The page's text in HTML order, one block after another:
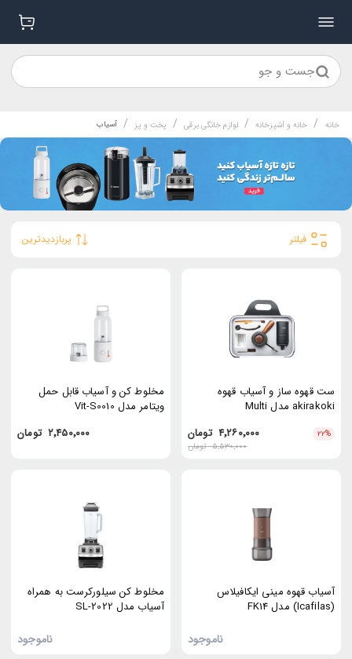
جست و جو
خانه / خانه و آشپزخانه / لوازم خانگی برقی / پخت و پز / آسیاب
فیلتر پربازدیدترین
ست قهوه‌ ساز و آسیاب قهوه
akirakoki مدل Multi
۲۲% ۴٬۲۶۰٬۰۰۰ تومان
۵٬۵۳۰٬۰۰۰تومان
مخلوط کن و آسیاب قابل حمل
ویتامر مدل Vit-S0010
۲٬۴۵۰٬۰۰۰تومان
آسیاب قهوه مینی ایکافیلاس
(Icafilas) مدل FK14
ناموجود
مخلوط کن سیلورکرست به همراه
آسیاب مدل SL-2022
ناموجود